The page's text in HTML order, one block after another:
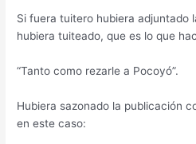
Si fuera tuitero hubiera adjuntado
hubiera tuiteado, que es lo que
“Tanto como rezarle a Pocoyó”.
Hubiera sazonado la publicación
en este caso: